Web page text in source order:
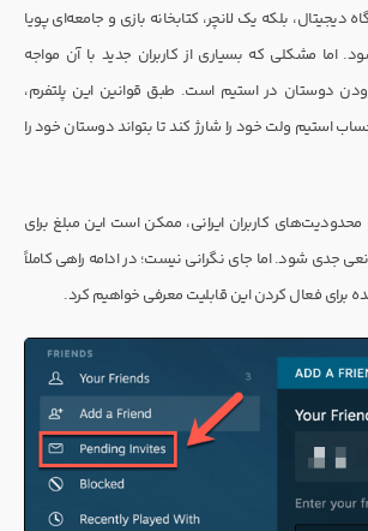
دیجیتال، بلکه یک لانچر، کتابخانه بازی و جامعه‌ای پویا
اما مشکلی که بسیاری از کاربران جدید با آن مواجه
دوستان در استیم است. طبق قوانین این پلتفرم،
حداقل ۵ دلار حساب استیم ولت خود را شارژ کند تا بتواند دوستان خود را
محدودیت‌های کاربران ایرانی، ممکن است این مبلغ برای
جدی شود. اما جای نگرانی نیست؛ در ادامه راهی کاملاً
برای فعال کردن این قابلیت معرفی خواهیم کرد.